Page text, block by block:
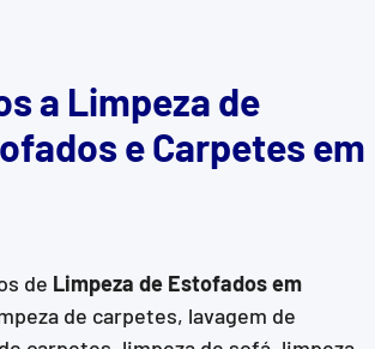
a Limpeza de
e Carpetes em
de Limpeza de Estofadosem
de carpetes, lavagem de